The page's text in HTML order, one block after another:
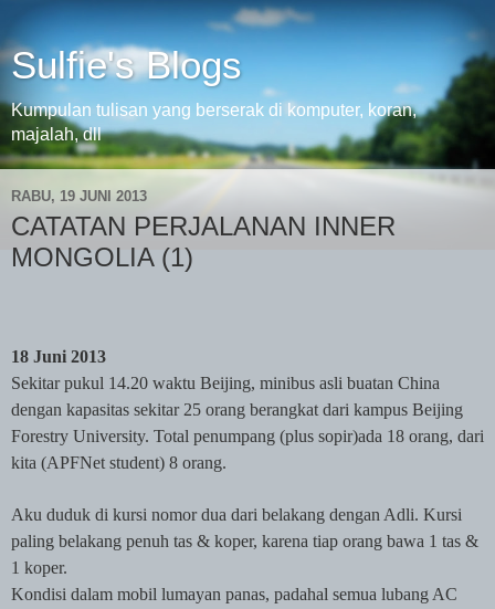
Sulfie's Blogs
Kumpulan tulisan yang berserak di komputer, koran,
majalah, dll
RABU, 19 JUNI 2013
CATATAN PERJALANAN INNER
MONGOLIA (1)
18 Juni 2013
Sekitar pukul 14.20 waktu Beijing, minibus asli buatan China
dengan kapasitas sekitar 25 orang berangkat dari kampus Beijing
Forestry University. Total penumpang (plus sopir)ada 18 orang, dari
kita (APFNet student) 8 orang.
Aku duduk di kursi nomor dua dari belakang dengan Adli. Kursi
paling belakang penuh tas & koper, karena tiap orang bawa 1 tas &
1 koper.
Kondisi dalam mobil lumayan panas, padahal semua lubang AC